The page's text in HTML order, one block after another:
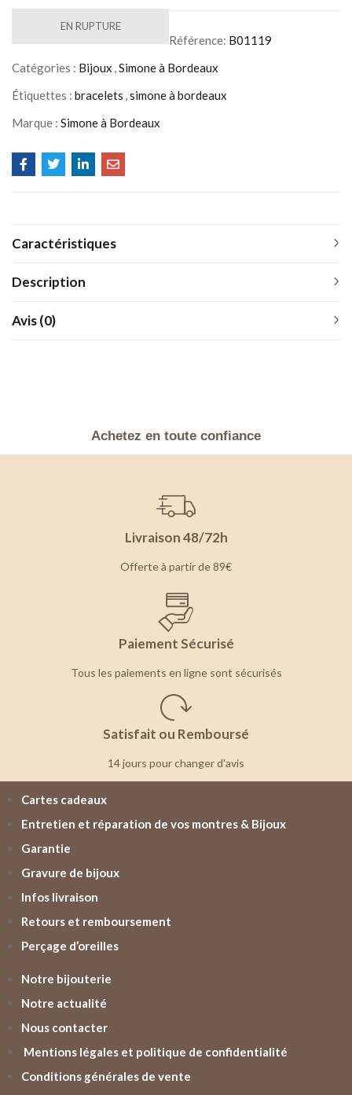
EN RUPTURE
Référence: B01119
Catégories : Bijoux ,Simone à Bordeaux
Étiquettes : bracelets ,simone à bordeaux
Marque : Simone à Bordeaux
Caractéristiques
Description
Avis (0)
Achetez en toute confiance
Livraison 48/72h
Offerte à partir de 89€
Paiement Sécurisé
Tous les paiements en ligne sont sécurisés
Satisfait ou Remboursé
14 jours pour changer d'avis
Cartes cadeaux
Entretien et réparation de vos montres & Bijoux
Garantie
Gravure de bijoux
Infos livraison
Retours et remboursement
Perçage d’oreilles
Notre bijouterie
Notre actualité
Nous contacter
Mentions légales et politique de confidentialité
Conditions générales de vente